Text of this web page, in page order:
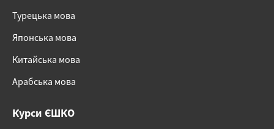
Турецька мова
Японська мова
Китайська мова
Арабська мова
Курси ЄШКО